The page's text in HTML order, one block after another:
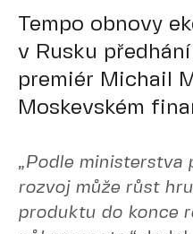
Tempo obnovy
v Rusku
premiér Michail
Moskevském
„Podle ministerstva
rozvoj může růst
produktu do konce